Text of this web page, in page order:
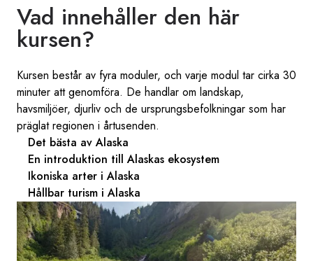
Vad innehåller den här
kursen?
Kursen består av fyra moduler, och varje modul tar cirka 30
minuter att genomföra. De handlar om landskap,
havsmiljöer, djurliv och de ursprungsbefolkningar som har
präglat regionen i årtusenden.
Det bästa av Alaska
En introduktion till Alaskas ekosystem
Ikoniska arter i Alaska
Hållbar turism i Alaska